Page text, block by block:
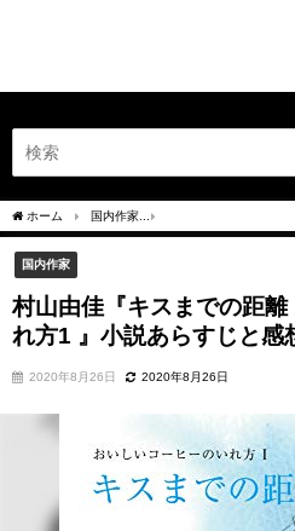
ホーム 国内作家
国内作家
村山由佳『キスまでの距
れ方1 』小説あらすじと感
2020年8月26日 2020年8月26日